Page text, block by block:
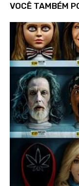
VOCÊ TAMBÉM